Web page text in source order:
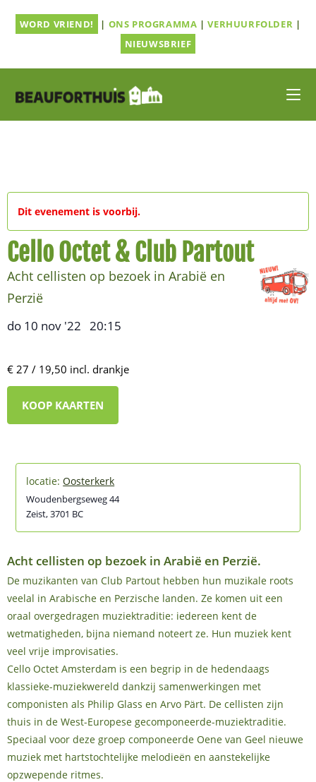
naarWORD VRIEND! | ONS PROGRAMMA |VERHUURFOLDER |
NIEUWSBRIEF
Dit evenement is voorbij.
Cello Octet & Club Partout
Acht cellisten op bezoek in Arabië en
Perzië
do 10 nov '22 20:15
€ 27 / 19,50 incl. drankje
KOOP KAARTEN
Oosterkerk
Woudenbergseweg 44
Zeist,3701 BC
Acht cellisten op bezoek in Arabië en Perzië.
De muzikanten van Club Partout hebben hun muzikale roots
veelal in Arabische en Perzische landen. Ze komen uit een
oraal overgedragen muziektraditie: iedereen kent de
wetmatigheden, bijna niemand noteert ze. Hun muziek kent
veel vrije improvisaties.
Cello Octet Amsterdam is een begrip in de hedendaags
klassieke-muziekwereld dankzij samenwerkingen met
componisten als Philip Glass en Arvo Pärt. De cellisten zijn
thuis in de West-Europese gecomponeerde-muziektraditie.
Speciaal voor deze groep componeerde Oene van Geel nieuwe
muziek met hartstochtelijke melodieën en aanstekelijke
opzwepende ritmes.